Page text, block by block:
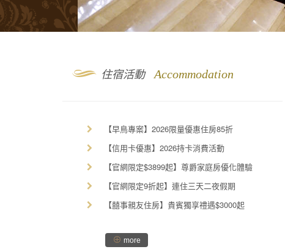
9 住宿活動 Accommodation
【早鳥專案】2026限量優惠住房85折
【信用卡優惠】2026持卡消費活動
【官網限定$3899起】尊爵家庭房優化體驗
【官網限定9折起】連住三天二夜假期
【囍事親友住房】貴賓獨享禮遇$3000起
⊕ more